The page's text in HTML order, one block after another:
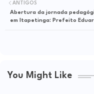
ANTIGOS
Abertura da jornada
em Itapetinga: Prefeito
You Might Like